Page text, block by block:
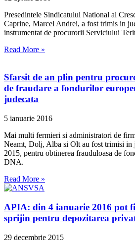
Presedintele Sindicatului National al
Caprine, Marcel Andrei, a fost trimis in
instrumentat de procurorii Serviciului
Read More »
Sfarsit de an plin pentru
de fraudare a fondurilor
judecata
5 ianuarie 2016
Mai multi fermieri si administratori de
Neamt, Dolj, Alba si Olt au fost trimisi in
2015, pentru obtinerea frauduloasa de
DNA.
Read More »
APIA: din 4 ianuarie 2016 pot fi
sprijin pentru depozitarea
29 decembrie 2015